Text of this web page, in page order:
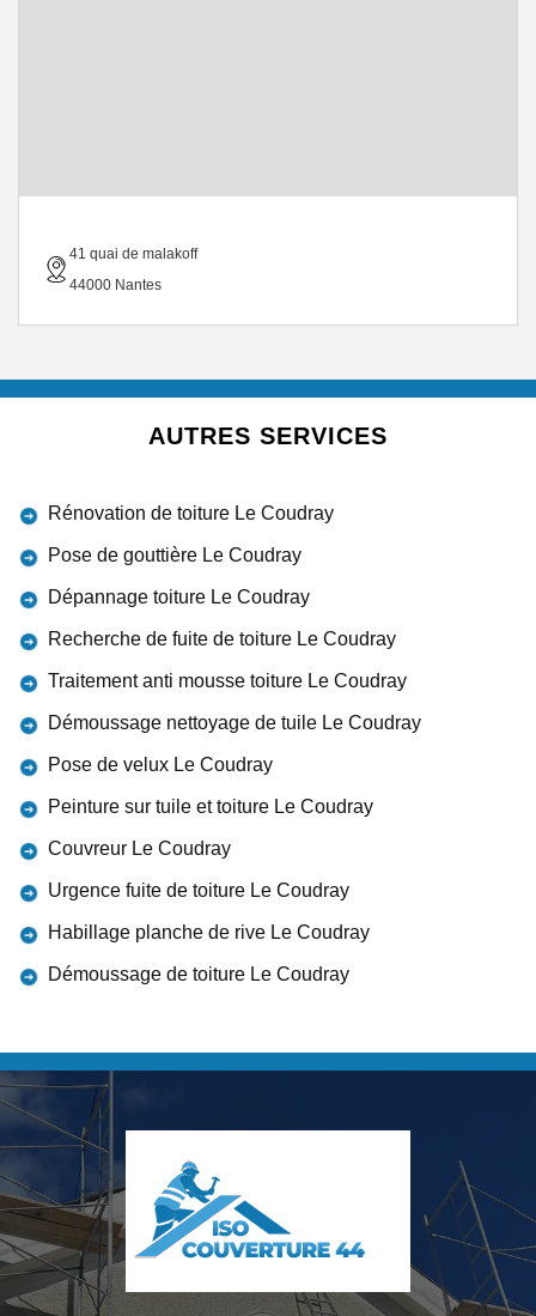
41 quai de malakoff
44000 Nantes
AUTRES SERVICES
Rénovation de toiture Le Coudray
Pose de gouttière Le Coudray
Dépannage toiture Le Coudray
Recherche de fuite de toiture Le Coudray
Traitement anti mousse toiture Le Coudray
Démoussage nettoyage de tuile Le Coudray
Pose de velux Le Coudray
Peinture sur tuile et toiture Le Coudray
Couvreur Le Coudray
Urgence fuite de toiture Le Coudray
Habillage planche de rive Le Coudray
Démoussage de toiture Le Coudray